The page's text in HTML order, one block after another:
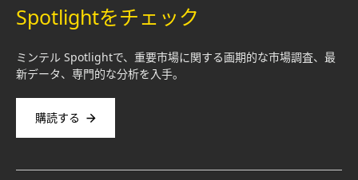
Spotlightをチェック
ミンテル Spotlightで、重要市場に関する画期的な市場調査、最
新データ、専門的な分析を入手。
購読する